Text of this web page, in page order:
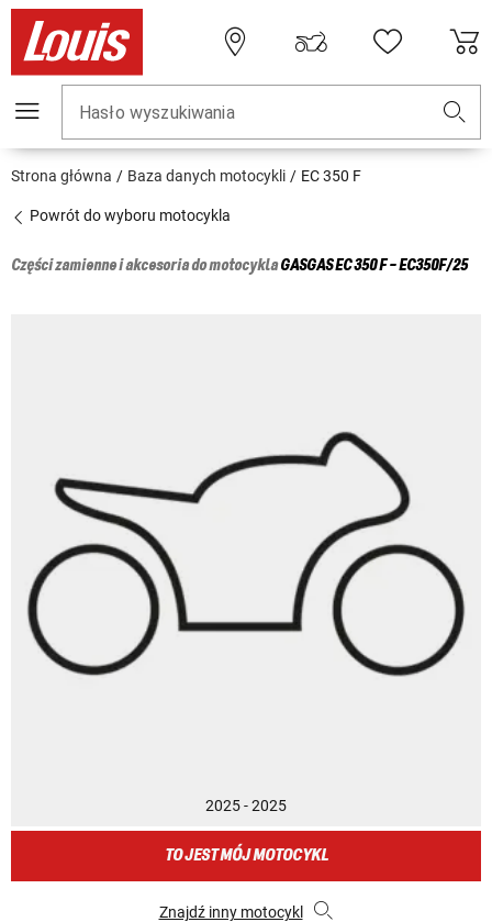
Hasło wyszukiwania
Strona główna Baza danych motocykli EC 350 F
Powrót do wyboru motocykla
Części zamienne i akcesoria do motocyklaGASGASEC 350 F - EC350F/25
2025 - 2025
TO JEST MÓJ MOTOCYKL
Znajdź inny motocykl